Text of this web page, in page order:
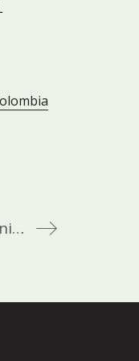
JÓVENES SIN TIEMPO: INVESTIGACIÓN Riesgos y oportunidades de los jóvenes extutelados en el tránsito a la vida adulta